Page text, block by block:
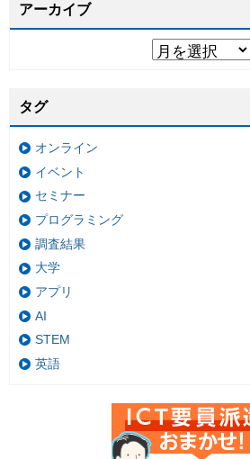
アーカイブ
タグ
オンライン
イベント
セミナー
プログラミング
調査結果
大学
アプリ
AI
STEM
英語